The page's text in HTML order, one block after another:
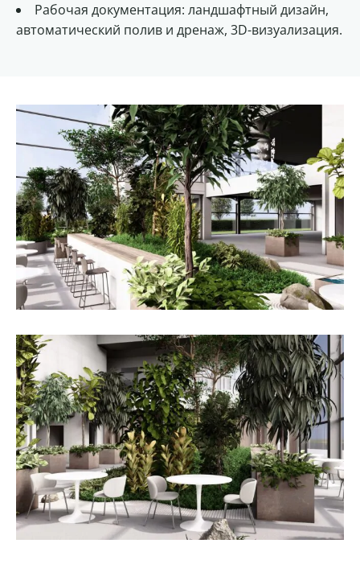
Рабочая документация: ландшафтный дизайн,
автоматический полив и дренаж, 3D-визуализация.